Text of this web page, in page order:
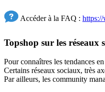
Accéder à la FAQ :
Topshop sur les réseaux
Pour connaîtres les tendances
Certains réseaux sociaux, très
Par ailleurs, les community